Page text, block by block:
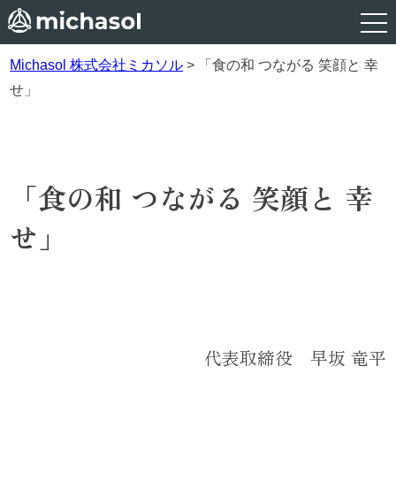
Michasol 株式会社ミカソル >
「食の和 つながる 笑顔と 幸
せ」
「食の和 つながる 笑顔と 幸
せ」
代表取締役 早坂 竜平